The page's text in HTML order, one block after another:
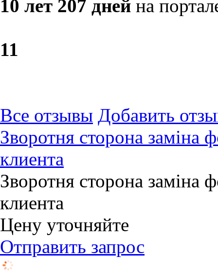
10 лет 207 дней на
11
Все отзывы Добавить
Зворотня сторона заміна
клиента
Зворотня сторона заміна
клиента
Цену уточняйте
Отправить запрос